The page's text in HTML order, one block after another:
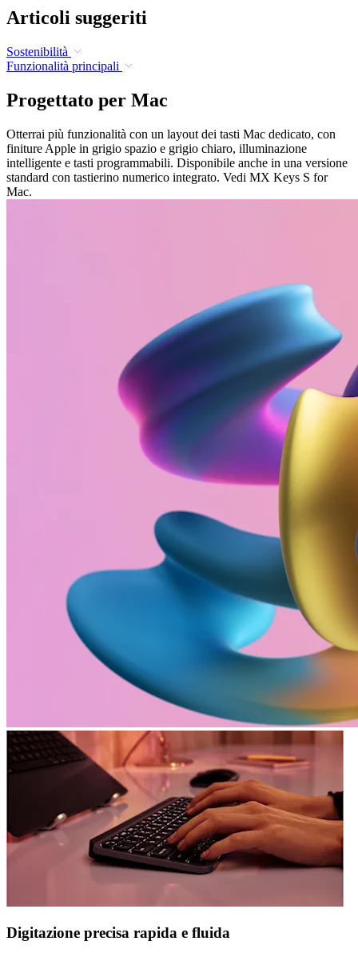
Articoli suggeriti
Sostenibilità
Funzionalità principali
Progettato per Mac
Otterrai più funzionalità con un layout dei tasti Mac dedicato, con
finiture Apple in grigio spazio e grigio chiaro, illuminazione
intelligente e tasti programmabili. Disponibile anche in una versione
standard con tastierino numerico integrato. Vedi MX Keys S for
Mac.
Digitazione precisa rapida e fluida